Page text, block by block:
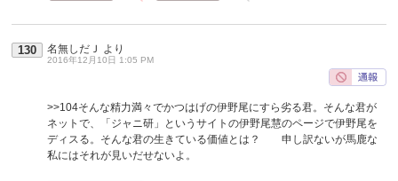
130 名無しだＪ より
2016年12月10日 1:05 PM
>>104そんな精力満々でかつはげの伊野尾にすら劣る君。そんな君が
ネットで、「ジャニ研」というサイトの伊野尾慧のページで伊野尾を
ディスる。そんな君の生きている価値とは？ 申し訳ないが馬鹿な
私にはそれが見いだせないよ。